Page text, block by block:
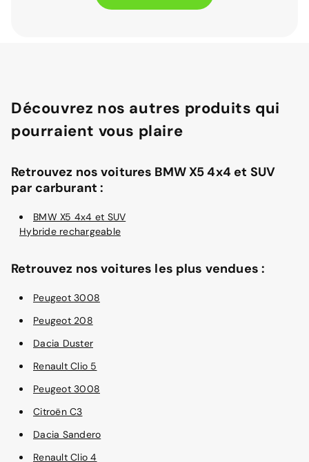
Découvrez nos autres produits qui
pourraient vous plaire
Retrouvez nos voitures BMW X5 4x4 et SUV
par carburant :
BMW X5 4x4 et SUV
Hybride rechargeable
Retrouvez nos voitures les plus vendues :
Peugeot 3008
Peugeot 208
Dacia Duster
Renault Clio 5
Peugeot 3008
Citroën C3
Dacia Sandero
Renault Clio 4